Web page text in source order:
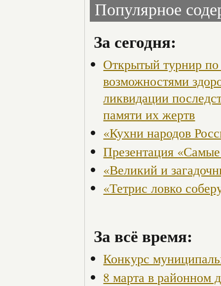
Популярное
За сегодня:
Открытый турнир
возможностями
ликвидации
памяти их жертв
«Кухни народов
Презентация
«Великий и
«Тетрис ловко
За всё время:
Конкурс
8 марта в районном